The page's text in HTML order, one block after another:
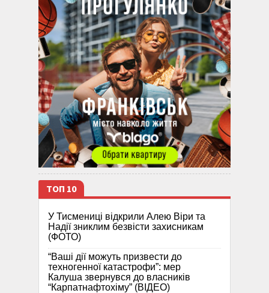
ТОП 10
У Тисмениці відкрили Алею Віри та
Надії зниклим безвісти захисникам
(ФОТО)
“Ваші дії можуть призвести до
техногенної катастрофи”: мер
Калуша звернувся до власників
“Карпатнафтохіму” (ВІДЕО)